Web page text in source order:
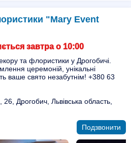
"Mary Event
завтра о 10:00
та флористики у Дрогобичі.
церемоній, унікальні
ваше свято незабутнім! +380 63
Дрогобич, Львівська область,
Подзвонити